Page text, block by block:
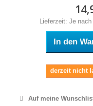
Lieferzeit: Je
In den
derzeit nicht
Auf meine